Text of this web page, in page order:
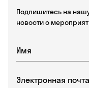
Подпишитесь на
новости о